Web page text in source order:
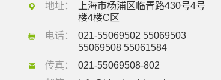
地址：
上海市杨浦区临青路430号4号
楼4楼C区
电话：
021-55069502 55069503
55069508 55061584
传真：
021-55069508-802